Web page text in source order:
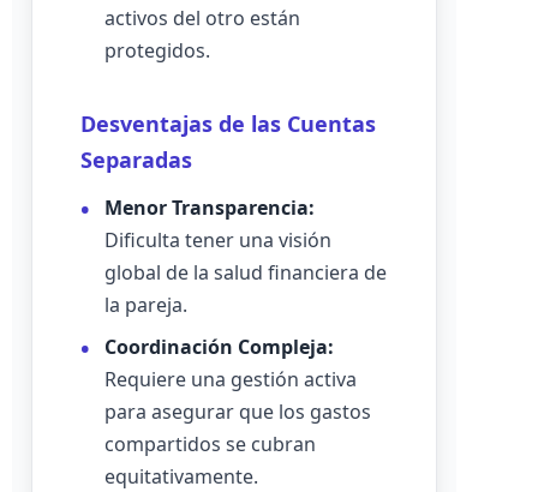
activos del otro están
protegidos.
Desventajas de las Cuentas
Separadas
Menor Transparencia:
Dificulta tener una visión
global de la salud financiera de
la pareja.
Coordinación Compleja:
Requiere una gestión activa
para asegurar que los gastos
compartidos se cubran
equitativamente.